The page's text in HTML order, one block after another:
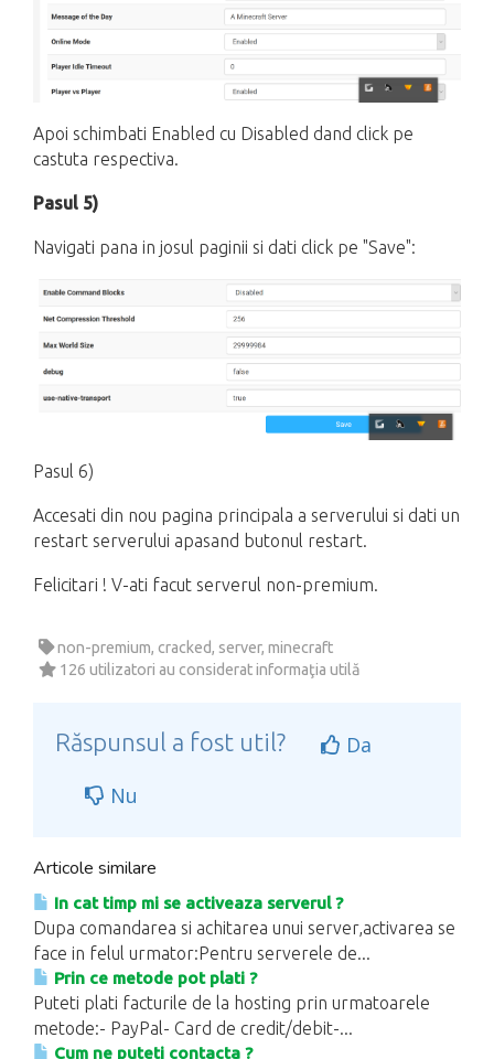
Apoi schimbati Enabled cu Disabled dand click pe
castuta respectiva.
Pasul 5)
Navigati pana in josul paginii si dati click pe "Save":
Pasul 6)
Accesati din nou pagina principala a serverului si dati un
restart serverului apasand butonul restart.
Felicitari ! V-ati facut serverul non-premium.
non-premium, cracked, server, minecraft
126 utilizatori au considerat informaţia utilă
Răspunsul a fost util?
Da
Nu
Articole similare
In cat timp mi se activeaza serverul ?
Dupa comandarea si achitarea unui server,activarea se
face in felul urmator:Pentru serverele de...
Prin ce metode pot plati ?
Puteti plati facturile de la hosting prin urmatoarele
metode:- PayPal- Card de credit/debit-...
Cum ne puteti contacta ?